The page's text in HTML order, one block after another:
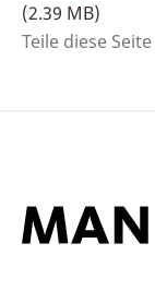
(2.39 MB)
Teile diese Seite